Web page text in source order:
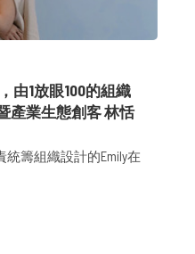
由1放眼100的組織
產業生態創客 林恬
籌組織設計的Emily在